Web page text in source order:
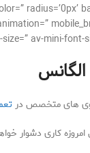
radius=’0px’
های متخصص در
امروزه کاری دشوار